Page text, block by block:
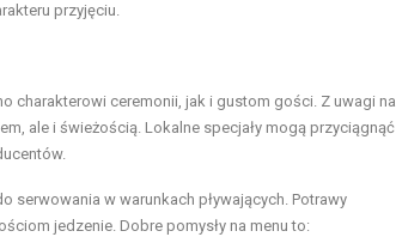
przyjęciu.
charakterowi ceremonii, jak i gustom gości. Z uwagi na
ale i świeżością. Lokalne specjały mogą przyciągnąć
serwowania w warunkach pływających. Potrawy
jedzenie. Dobre pomysły na menu to: